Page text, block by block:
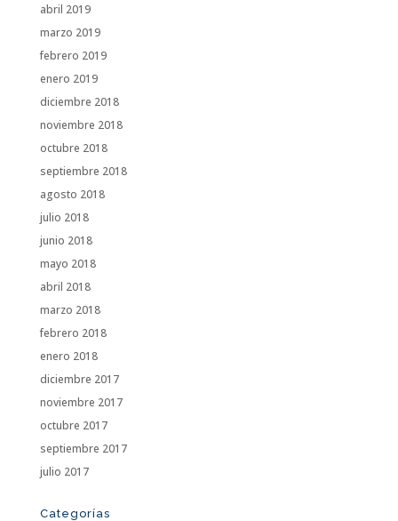
abril 2019
marzo 2019
febrero 2019
enero 2019
diciembre 2018
noviembre 2018
octubre 2018
septiembre 2018
agosto 2018
julio 2018
junio 2018
mayo 2018
abril 2018
marzo 2018
febrero 2018
enero 2018
diciembre 2017
noviembre 2017
octubre 2017
septiembre 2017
julio 2017
Categorías